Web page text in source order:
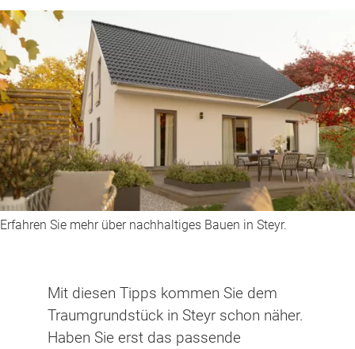
Erfahren Sie mehr über nachhaltiges Bauen in Steyr.
Mit diesen Tipps kommen Sie dem
Traumgrundstück in Steyr schon näher.
Haben Sie erst das passende